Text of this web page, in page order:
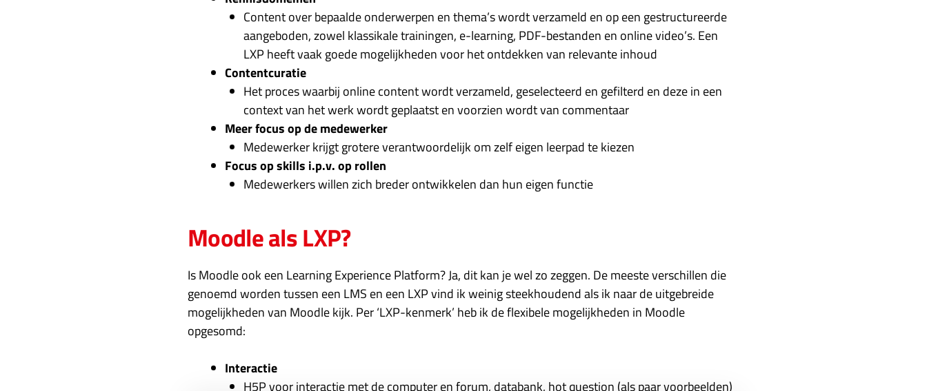
Content over bepaalde onderwerpen en thema’s wordt verzameld en op een gestructureerde
aangeboden, zowel klassikale trainingen, e-learning, PDF-bestanden en online video’s. Een
LXP heeft vaak goede mogelijkheden voor het ontdekken van relevante inhoud
Contentcuratie
Het proces waarbij online content wordt verzameld, geselecteerd en gefilterd en deze in een
context van het werk wordt geplaatst en voorzien wordt van commentaar
Meer focus op de medewerker
Medewerker krijgt grotere verantwoordelijk om zelf eigen leerpad te kiezen
Focus op skills i.p.v. op rollen
Medewerkers willen zich breder ontwikkelen dan hun eigen functie
Moodle als LXP?
Is Moodle ook een Learning Experience Platform? Ja, dit kan je wel zo zeggen. De meeste verschillen die
genoemd worden tussen een LMS en een LXP vind ik weinig steekhoudend als ik naar de uitgebreide
mogelijkheden van Moodle kijk. Per ‘LXP-kenmerk’ heb ik de flexibele mogelijkheden in Moodle
opgesomd:
Interactie
H5P voor interactie met de computer en forum, databank, hot question (als paar voorbeelden)